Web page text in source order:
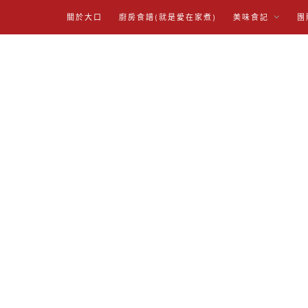
關於大口 廚房食譜(就是愛在家煮) 美味食記